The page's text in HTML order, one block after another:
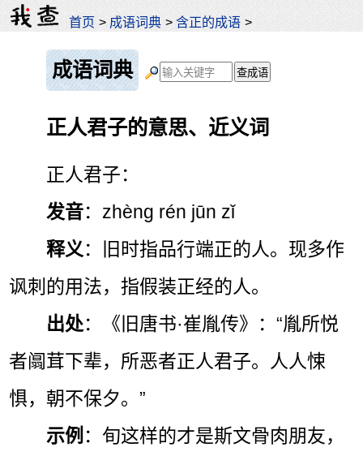
首页 > 成语词典 >含正的成语 >
成语词典
正人君子的意思、近义词
正人君子：
发音：zhèng rén jūn zǐ
释义 ：旧时指品行端正的人。现多作
讽刺的用法，指假装正经的人。
出处：《旧唐书·崔胤传》：“胤所悦
者阘茸下辈，所恶者正人君子。人人悚
惧，朝不保夕。”
示例 ：旬这样的才是斯文骨肉朋友，